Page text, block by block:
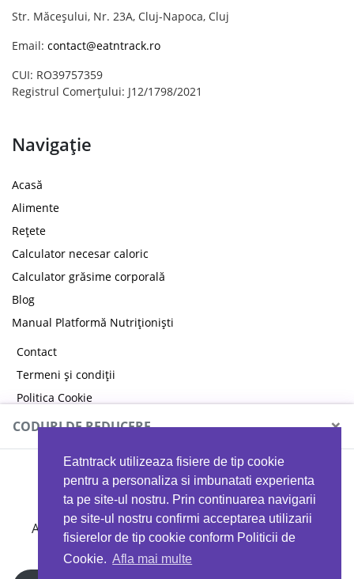
Eatntrack utilizeaza fisiere de tip cookie
pentru a personaliza si imbunatati experienta
ta pe site-ul nostru. Prin continuarea navigarii
pe site-ul nostru confirmi acceptarea utilizarii
fisierelor de tip cookie conform Politicii de
Cookie. Afla mai multe
Str. Măceșului, Nr. 23A, Cluj-Napoca, Cluj
Email: contact@eatntrack.ro
CUI: RO39757359
Registrul Comerțului: J12/1798/2021
Navigație
Acasă
Alimente
Rețete
Calculator necesar caloric
Calculator grăsime corporală
Blog
Manual Platformă Nutriționiști
Contact
Termeni și condiții
Politica Cookie
Politica de confidențialitate
CODURI DE REDUCERE ×
MYPROTEIN
Ai 40%reducere la orice comandă folosind codul
EATTRACK